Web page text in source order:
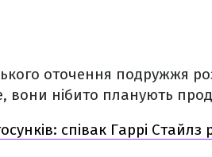
оточення подружжя
вони нібито планують
співак Гаррі